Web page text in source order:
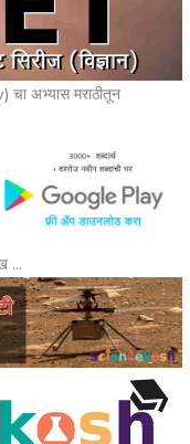
अभ्यास मराठीतून
…